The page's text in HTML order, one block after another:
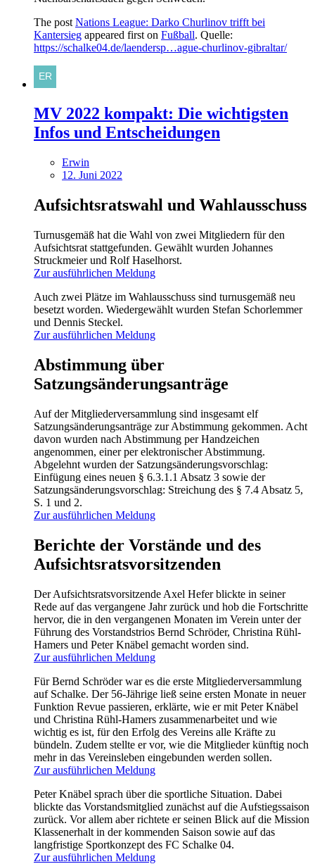
The post Nations League: Darko Churlinov trifft bei
Kantersieg appeared first on Fußball. Quelle:
https://schalke04.de/laendersp…ague-churlinov-gibraltar/
MV 2022 kompakt: Die wichtigsten
Infos und Entscheidungen
Erwin
12. Juni 2022
Aufsichtsratswahl und Wahlausschuss
Turnusgemäß hat die Wahl von zwei Mitgliedern für den
Aufsichtsrat stattgefunden. Gewählt wurden Johannes
Struckmeier und Rolf Haselhorst.
Zur ausführlichen Meldung
Auch zwei Plätze im Wahlausschuss sind turnusgemäß neu
besetzt worden. Wiedergewählt wurden Stefan Schorlemmer
und Dennis Steckel.
Zur ausführlichen Meldung
Abstimmung über
Satzungsänderungsanträge
Auf der Mitgliederversammlung sind insgesamt elf
Satzungsänderungsanträge zur Abstimmung gekommen. Acht
davon wurden nach Abstimmung per Handzeichen
angenommen, einer per elektronischer Abstimmung.
Abgelehnt wurden der Satzungsänderungsvorschlag:
Einfügung eines neuen § 6.3.1.1 Absatz 3 sowie der
Satzungsänderungsvorschlag: Streichung des § 7.4 Absatz 5,
S. 1 und 2.
Zur ausführlichen Meldung
Berichte der Vorstände und des
Aufsichtsratsvorsitzenden
Der Aufsichtsratsvorsitzende Axel Hefer blickte in seiner
Rede auf das vergangene Jahr zurück und hob die Fortschritte
hervor, die in den vergangenen Monaten im Verein unter der
Führung des Vorstandstrios Bernd Schröder, Christina Rühl-
Hamers und Peter Knäbel gemacht worden sind.
Zur ausführlichen Meldung
Für Bernd Schröder war es die erste Mitgliederversammlung
auf Schalke. Der 56-Jährige ließ seine ersten Monate in neuer
Funktion Revue passieren, erklärte, wie er mit Peter Knäbel
und Christina Rühl-Hamers zusammenarbeitet und wie
wichtig es ist, für den Erfolg des Vereins alle Kräfte zu
bündeln. Zudem stellte er vor, wie die Mitglieder künftig noch
mehr in das Vereinsleben eingebunden werden sollen.
Zur ausführlichen Meldung
Peter Knäbel sprach über die sportliche Situation. Dabei
blickte das Vorstandsmitglied zunächst auf die Aufstiegssaison
zurück. Vor allem aber richtete er seinen Blick auf die Mission
Klassenerhalt in der kommenden Saison sowie auf das
langfristige Sportkonzept des FC Schalke 04.
Zur ausführlichen Meldung